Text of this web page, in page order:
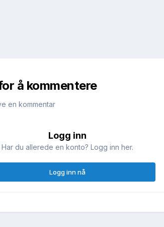
å kommentere
en kommentar
Logg inn
Har du allerede en konto? Logg inn her.
Logg inn nå